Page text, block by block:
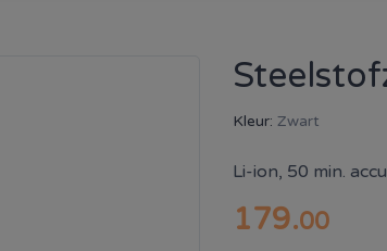
Kleur: Zwart
Li-ion, 50 min.
179.00